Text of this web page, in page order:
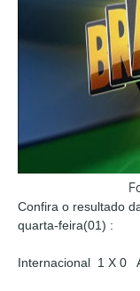
Confira o resultado
quarta-feira(01) :
Internacional 1 X 0